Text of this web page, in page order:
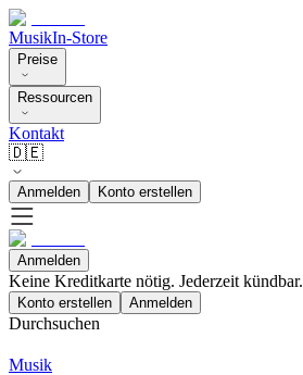
MusikIn-Store
Preise
Ressourcen
Kontakt
🇩🇪
Anmelden Konto erstellen
Anmelden
Keine Kreditkarte nötig. Jederzeit kündbar.
Konto erstellen Anmelden
Durchsuchen
Musik